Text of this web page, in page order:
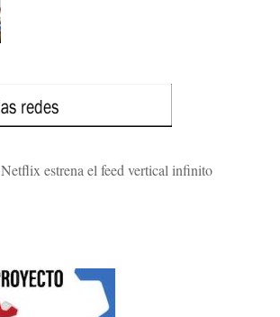
Netflix estrena el feed vertical infinito